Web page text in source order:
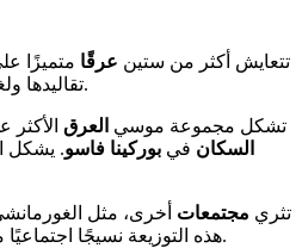
تتعايش أكثر من ستين عرقًا متميزًا
تقاليدها ولغتها وتاريخها إلى الكل الوطني.
تشكل مجموعة موسي العرق
السكان في بوركينا فاسو. يشكل
تثري مجتمعات أخرى، مثل
هذه التوزيعة نسيجًا اجتماعيًا.